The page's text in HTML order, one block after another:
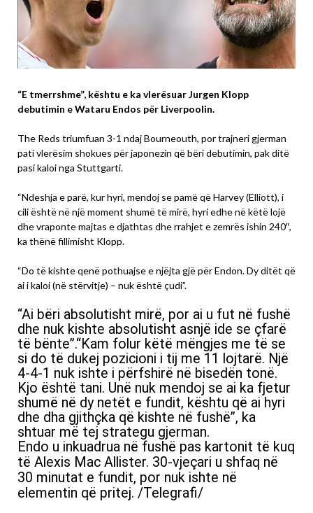
“E tmerrshme”, kështu e ka vlerësuar Jurgen Klopp
debutimin e Wataru Endos për Liverpoolin.
The Reds triumfuan 3-1 ndaj Bourneouth, por trajneri gjerman
pati vlerësim shokues për japonezin që bëri debutimin, pak ditë
pasi kaloi nga Stuttgarti.
“Ndeshja e parë, kur hyri, mendoj se pamë që Harvey (Elliott), i
cili është në një moment shumë të mirë, hyri edhe në këtë lojë
dhe vraponte majtas e djathtas dhe rrahjet e zemrës ishin 240″,
ka thënë fillimisht Klopp.
“Do të kishte qenë pothuajse e njëjta gjë për Endon. Dy ditët që
ai i kaloi (në stërvitje) – nuk është çudi”.
“Ai bëri absolutisht mirë, por ai u fut në fushë
dhe nuk kishte absolutisht asnjë ide se çfarë
të bënte”.“Kam folur këtë mëngjes me të se
si do të dukej pozicioni i tij me 11 lojtarë. Një
4-4-1 nuk ishte i përfshirë në bisedën tonë.
Kjo është tani. Unë nuk mendoj se ai ka fjetur
shumë në dy netët e fundit, kështu që ai hyri
dhe dha gjithçka që kishte në fushë”, ka
shtuar më tej strategu gjerman.
Endo u inkuadrua në fushë pas kartonit të kuq
të Alexis Mac Allister. 30-vjeçari u shfaq në
30 minutat e fundit, por nuk ishte në
elementin që pritej. /Telegrafi/